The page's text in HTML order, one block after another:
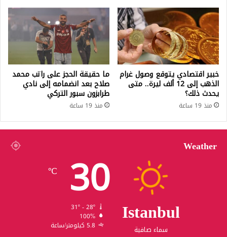
خبير اقتصادي يتوقع وصول غرام
الذهب إلى 12 ألف ليرة.. متى
يحدث ذلك؟
منذ 19 ساعة
ما حقيقة الحجز على راتب محمد
صلاح بعد انضمامه إلى نادي
طرابزون سبور التركي
منذ 19 ساعة
Weather
Istanbul
سماء صافية
30
℃
31º - 28º
100%
5.8 كيلومتر/ساعة